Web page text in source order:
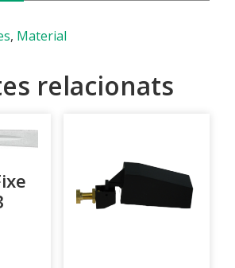
, Material
relacionats